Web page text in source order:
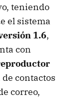
teniendo
el sistema
1.6,
con
contactos
correo,